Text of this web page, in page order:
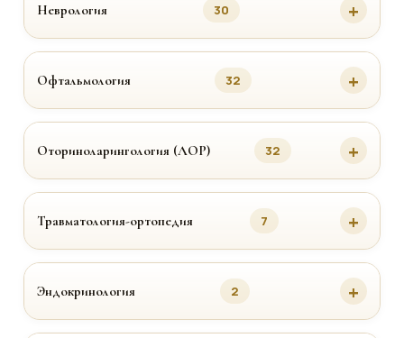
Неврология 30
Офтальмология 32
Оториноларингология (ЛОР) 32
Травматология-ортопедия 7
Эндокринология 2